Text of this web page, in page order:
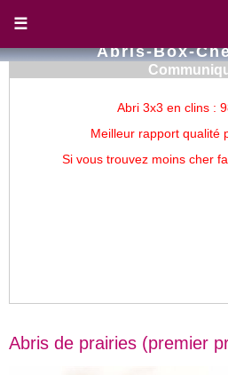
Abris-Box-
☰
Abri 3x3 en clins :
Meilleur rapport qualité
Si vous trouvez moins cher
Abris de prairies (premier